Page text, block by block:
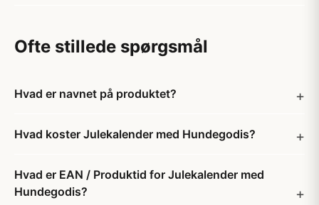
Ofte stillede spørgsmål
Hvad er navnet på produktet?
Hvad koster Julekalender med Hundegodis?
Hvad er EAN / Produktid for Julekalender med
Hundegodis?